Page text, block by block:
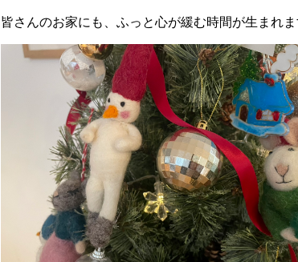
皆さんのお家にも、ふっと心が緩む時間が生まれま